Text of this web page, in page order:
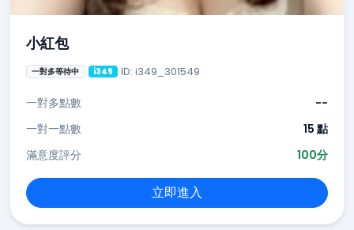
小紅包
一對多等待中 i349 ID: i349_301549
一對多點數
--
一對一點數
15 點
滿意度評分
100分
立即進入